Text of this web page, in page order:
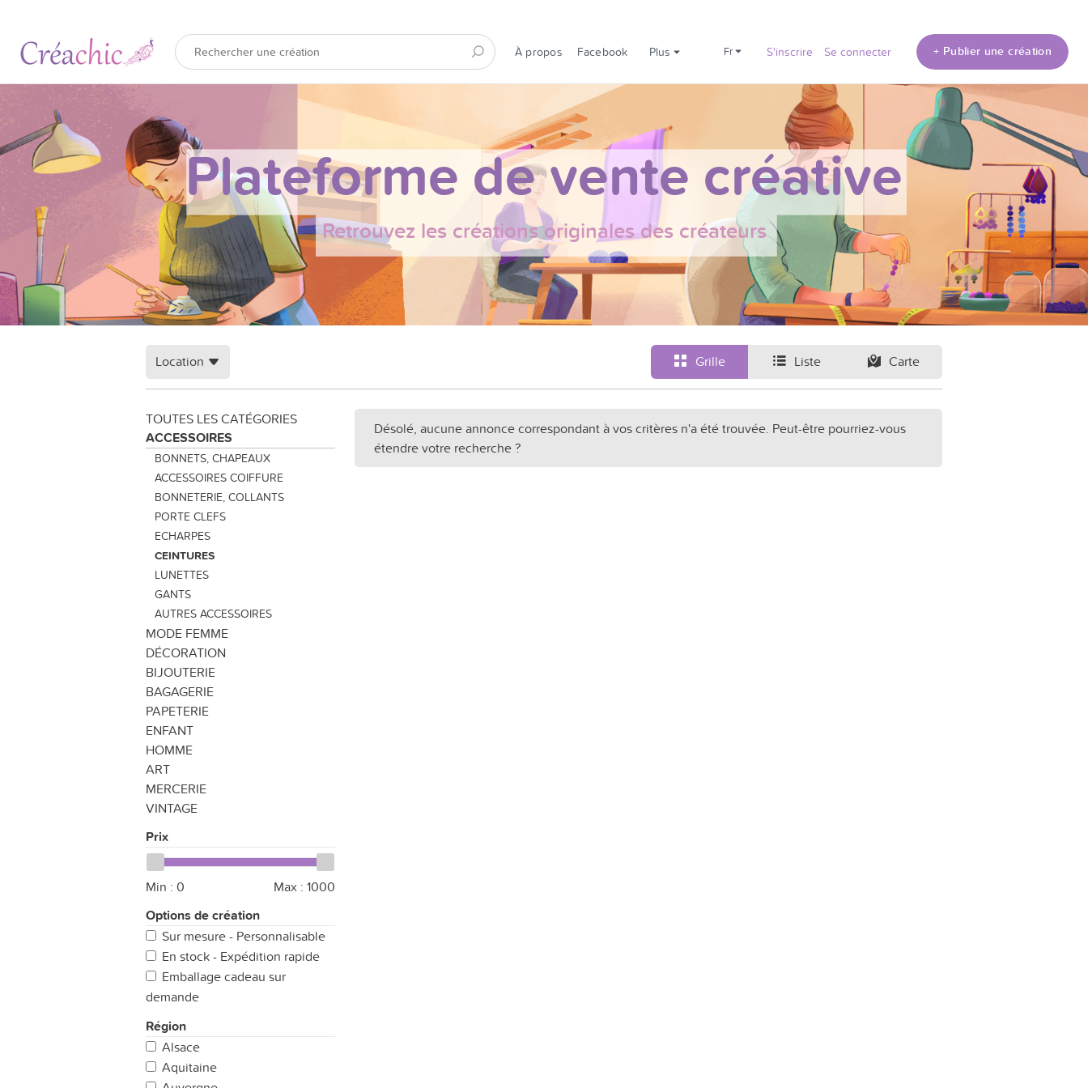
À propos Facebook Plus fr S'inscrire Se connecter + Publier une création
Plateforme de vente créative
Retrouvez les créations originales des créateurs
Grille Liste Carte
Location
TOUTES LES CATÉGORIES
ACCESSOIRES
BONNETS, CHAPEAUX
ACCESSOIRES COIFFURE
BONNETERIE, COLLANTS
PORTE CLEFS
ECHARPES
CEINTURES
LUNETTES
GANTS
AUTRES ACCESSOIRES
MODE FEMME
DÉCORATION
BIJOUTERIE
BAGAGERIE
PAPETERIE
ENFANT
HOMME
ART
MERCERIE
VINTAGE
Prix
Min : 0 Max : 1000
Options de création
Sur mesure - Personnalisable
En stock - Expédition rapide
Emballage cadeau sur
demande
Région
Alsace
Aquitaine
Désolé, aucune annonce correspondant à vos critères n'a été trouvée. Peut-être pourriez-vous
étendre votre recherche ?